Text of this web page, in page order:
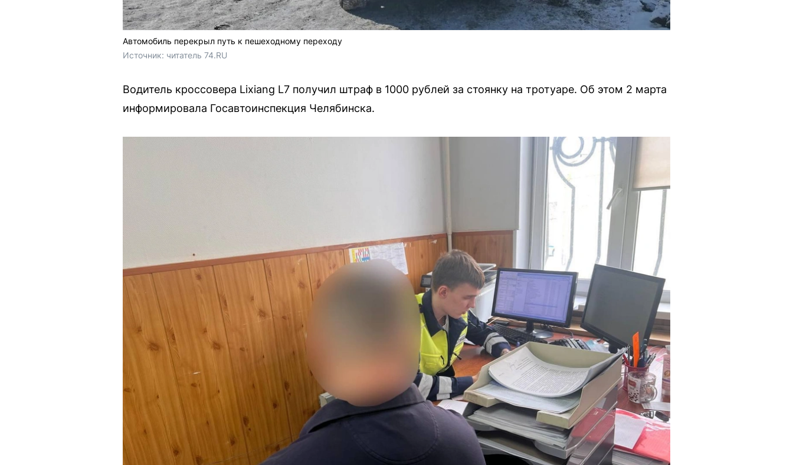
Автомобиль перекрыл путь к пешеходному переходу
Источник: читатель 74.RU
Водитель кроссовера Lixiang L7 получил штраф в 1000 рублей за стоянку на тротуаре. Об этом 2 марта
информировала Госавтоинспекция Челябинска.